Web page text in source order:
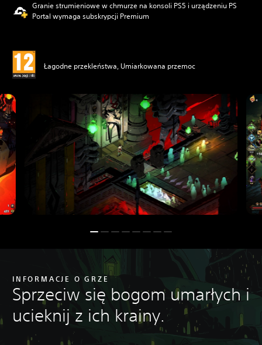
Granie strumieniowe w chmurze na konsoli PS5 i urządzeniu PS
Portal wymaga subskrypcji Premium
Łagodne przekleństwa, Umiarkowana przemoc
INFORMACJE O GRZE
Sprzeciw się bogom umarłych i
ucieknij z ich krainy.